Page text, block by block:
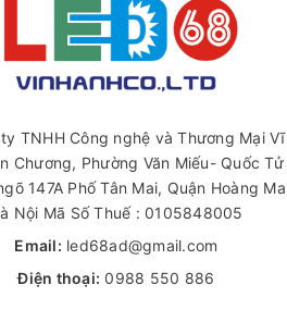
TNHH Công nghệ và Thương Mại
Chương, Phường Văn Miếu- Quốc Tử
147A Phố Tân Mai, Quận Hoàng
Nội Mã Số Thuế : 0105848005
Email: led68ad@gmail.com
Điện thoại: 0988 550 886